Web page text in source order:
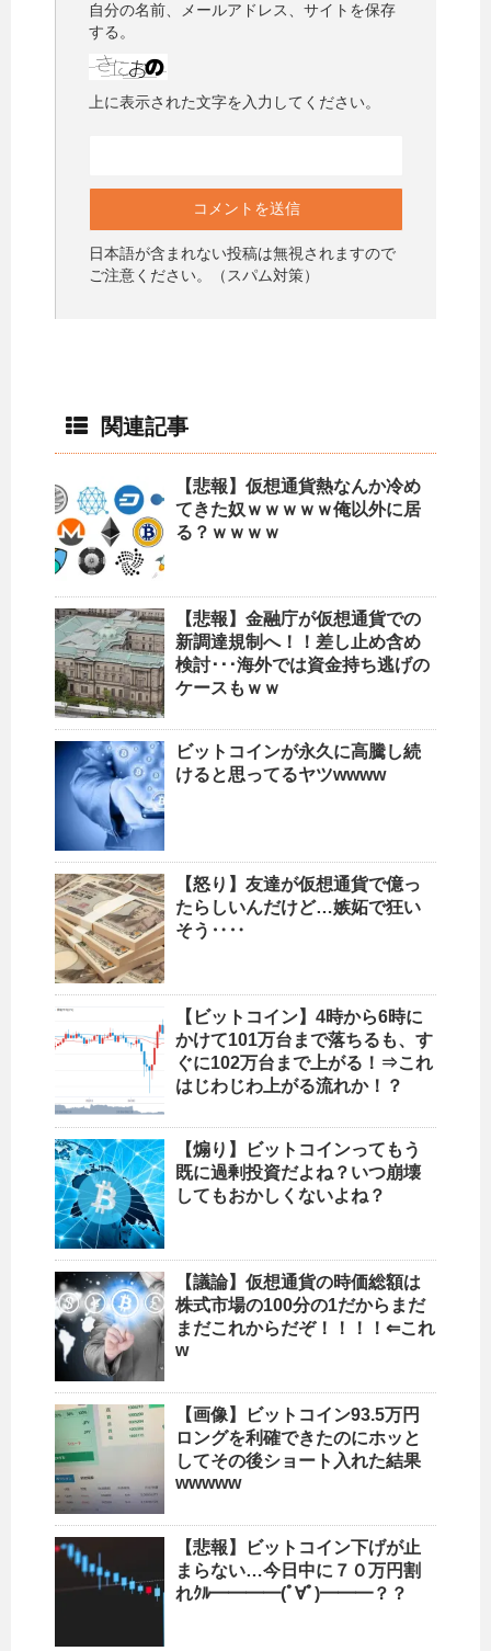
自分の名前、メールアドレス、サイトを保存
する。
上に表示された文字を入力してください。
日本語が含まれない投稿は無視されますので
ご注意ください。（スパム対策）
関連記事
【悲報】仮想通貨熱なんか冷め
てきた奴ｗｗｗｗｗ俺以外に居
る？ｗｗｗｗ
【悲報】金融庁が仮想通貨での
新調達規制へ！！差し止め含め
検討･･･海外では資金持ち逃げの
ケースもｗｗ
ビットコインが永久に高騰し続
けると思ってるヤツwwww
【怒り】友達が仮想通貨で億っ
たらしいんだけど…嫉妬で狂い
そう‥‥
【ビットコイン】4時から6時に
かけて101万台まで落ちるも、す
ぐに102万台まで上がる！⇒これ
はじわじわ上がる流れか！？
【煽り】ビットコインってもう
既に過剰投資だよね？いつ崩壊
してもおかしくないよね？
【議論】仮想通貨の時価総額は
株式市場の100分の1だからまだ
まだこれからだぞ！！！！⇐これ
w
【画像】ビットコイン93.5万円
ロングを利確できたのにホッと
してその後ショート入れた結果
wwwww
【悲報】ビットコイン下げが止
まらない…今日中に７０万円割
れｸﾙ━━━━(ﾟ∀ﾟ)━━━？？